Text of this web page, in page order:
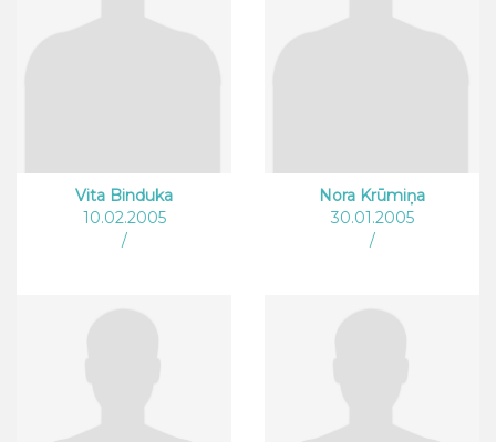
Vita Binduka
10.02.2005
/
Nora Krūmiņa
30.01.2005
/